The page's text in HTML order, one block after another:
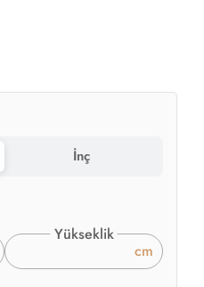
İnç
Yükseklik
cm